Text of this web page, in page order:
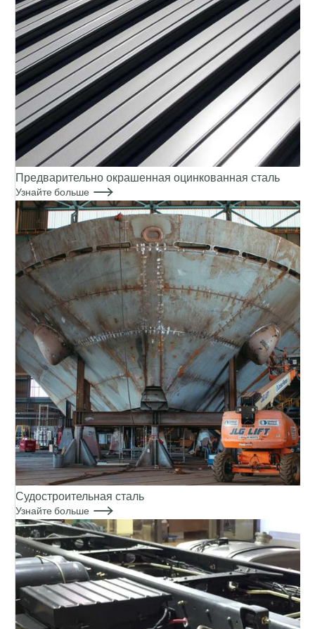
Предварительно окрашенная оцинкованная сталь
Узнайте больше 
Судостроительная сталь
Узнайте больше 